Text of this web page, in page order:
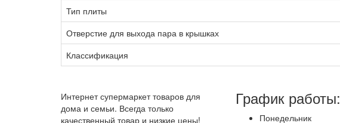
Тип плиты
Отверстие для выхода пара в крышках
Классификация
Интернет супермаркет товаров для
дома и семьи. Всегда только
качественный товар и низкие цены!
График работы:
Понедельник